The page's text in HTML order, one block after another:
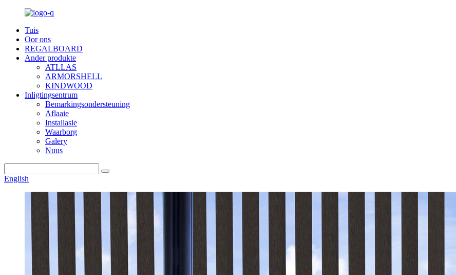
Tuis
Oor ons
REGALBOARD
Ander produkte
ATLLAS
ARMORSHELL
KINDWOOD
Inligtingsentrum
Bemarkingsondersteuning
Aflaaie
Installasie
Waarborg
Galery
Nuus
English